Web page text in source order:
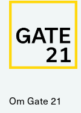
Om Gate 21